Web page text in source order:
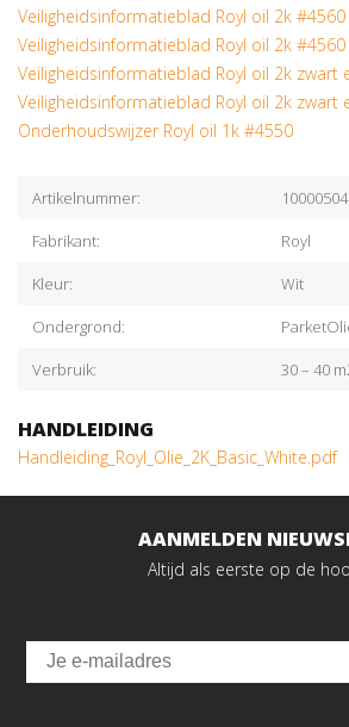
Veiligheidsinformatieblad Royl oil 2k #4560
Veiligheidsinformatieblad Royl oil 2k
Veiligheidsinformatieblad Royl oil 2k zwart
Veiligheidsinformatieblad Royl oil 2k zwart
Onderhoudswijzer Royl oil 1k #4550
Artikelnummer:
10000504
Fabrikant:
Royl
Kleur:
Wit
Ondergrond:
Verbruik:
30 – 40
HANDLEIDING
Handleiding_Royl_Olie_2K_Basic_White.pdf
AANMELDEN
Altijd als eerste op de
Email